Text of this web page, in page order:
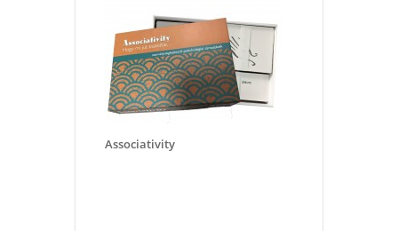
Associativity